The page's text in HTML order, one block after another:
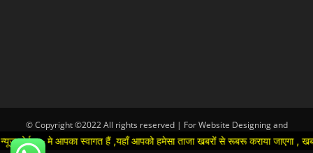
© Copyright ©2022 All rights reserved | For Website Designing and
Development call Us:-8920664806
आपका स्वागत हैं ,यहाँ आपको हमेसा ताजा खबरों से रूबरू कराया जाएगा , खबर ओर